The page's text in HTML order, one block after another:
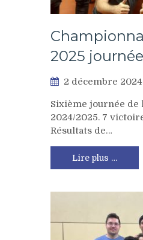
2025
2 décembre 2024
Sixième journée de
2024/2025. 7
Résultats de…
Lire plus …